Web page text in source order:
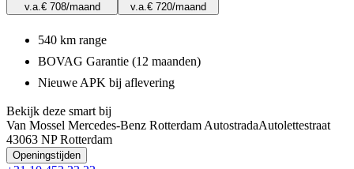
v.a.€ 708/maand
v.a.€ 720/maand
540 km range
BOVAG Garantie (12 maanden)
Nieuwe APK bij aflevering
Bekijk deze smart bij
Van Mossel Mercedes-Benz Rotterdam AutostradaAutolettestraat
43063 NP Rotterdam
Openingstijden